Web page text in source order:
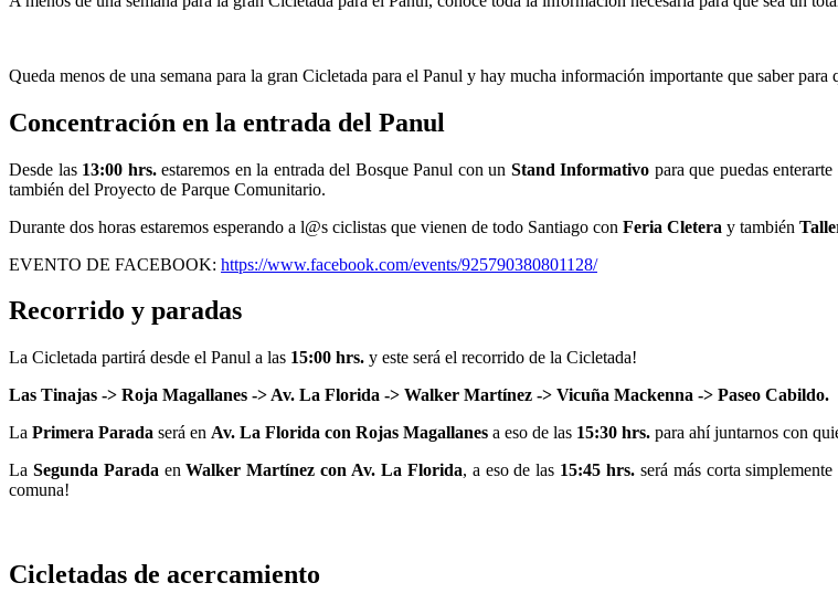
Queda menos de una semana para la gran Cicletada para el Panul y hay mucha información importante que saber
Concentración en la entrada del Panul
Desde las 13:00 hrs.estaremos en la entrada del Bosque Panul con un Stand Informativo para que puedas
también del Proyecto de Parque Comunitario.
Durante dos horas estaremos esperando a l@s ciclistas que vienen de todo Santiago con Feria Cletera y también
EVENTO DE FACEBOOK: https://www.facebook.com/events/925790380801128/
Recorrido y paradas
La Cicletada partirá desde el Panul a las 15:00 hrs. y este será el recorrido de la Cicletada!
Las Tinajas -> Roja Magallanes -> Av. La Florida -> Walker Martínez -> Vicuña Mackenna -> Paseo Cabildo.
La Primera Parada será en Av. La Florida con Rojas Magallanes a eso de las 15:30 hrs. para ahí juntarnos con
La Segunda Parada enWalker Martínez con Av. La Florida, a eso de las 15:45 hrs.será más corta
comuna!
Cicletadas de acercamiento